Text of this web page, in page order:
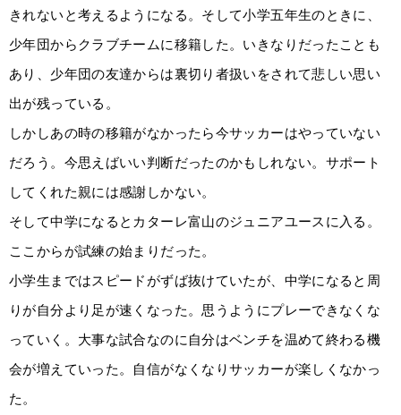
きれないと考えるようになる。そして小学五年生のときに、
少年団からクラブチームに移籍した。いきなりだったことも
あり、少年団の友達からは裏切り者扱いをされて悲しい思い
出が残っている。
しかしあの時の移籍がなかったら今サッカーはやっていない
だろう。今思えばいい判断だったのかもしれない。サポート
してくれた親には感謝しかない。
そして中学になるとカターレ富山のジュニアユースに入る。
ここからが試練の始まりだった。
小学生まではスピードがずば抜けていたが、中学になると周
りが自分より足が速くなった。思うようにプレーできなくな
っていく。大事な試合なのに自分はベンチを温めて終わる機
会が増えていった。自信がなくなりサッカーが楽しくなかっ
た。